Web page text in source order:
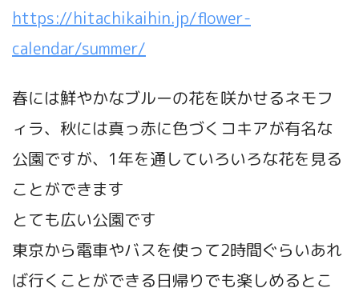
https://hitachikaihin.jp/flower-
calendar/summer/
春には鮮やかなブルーの花を咲かせるネモフ
ィラ、秋には真っ赤に色づくコキアが有名な
公園ですが、1年を通していろいろな花を見る
ことができます
とても広い公園です
東京から電車やバスを使って2時間ぐらいあれ
ば行くことができる日帰りでも楽しめるとこ